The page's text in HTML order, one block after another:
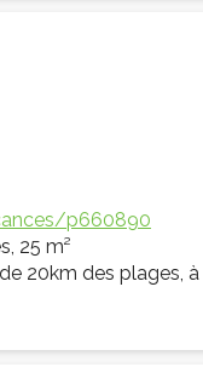
p660890
25 m²
20km des plages,